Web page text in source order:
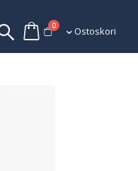
Ostoskori
0tuotettaOstoskori